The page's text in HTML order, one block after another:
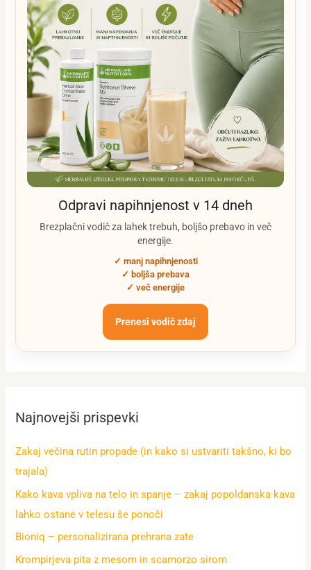
Odpravi napihnjenost v 14 dneh
Brezplačni vodič za lahek trebuh, boljšo prebavo in več
energije.
✓ manj napihnjenosti
✓ boljša prebava
✓ več energije
Prenesi vodič zdaj
Najnovejši prispevki
Zakaj večina rutin propade (in kako si ustvariti takšno, ki bo
trajala)
Kako kava vpliva na telo in spanje – zakaj popoldanska kava
lahko ostane v telesu še ponoči
Bioniq – personalizirana prehrana zate
Krompirjeva pita z mesom in scamorzo sirom